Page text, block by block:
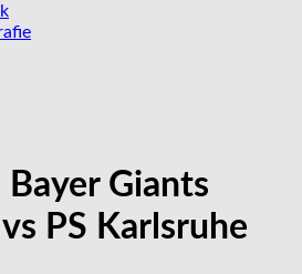
Giants
PS Karlsruhe